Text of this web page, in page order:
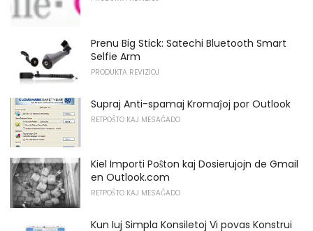
Prenu Big Stick: Satechi Bluetooth Smart
Selfie Arm
PRODUKTA REVIZIOJ
Supraj Anti-spamaj Kromaĵoj por Outlook
RETPOŜTO KAJ MESAĜADO
Kiel Importi Poŝton kaj Dosierujojn de Gmail
en Outlook.com
RETPOŜTO KAJ MESAĜADO
Kun Iuj Simpla Konsiletoj Vi povas Konstrui